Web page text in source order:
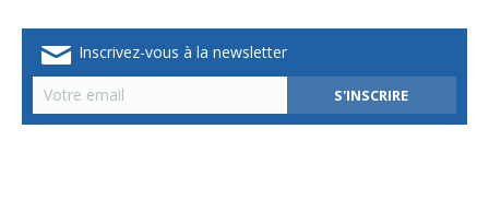
Inscrivez-vous à la newsletter